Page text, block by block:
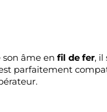
âme en fil de fer, il
parfaitement